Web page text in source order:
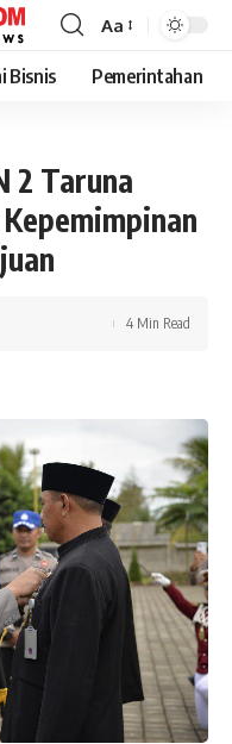
Aa
Bisnis Pemerintahan
2 Taruna
4 Min Read